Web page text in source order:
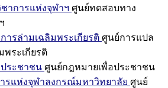
าการแห่งจุฬาฯ ศูนย์ทดสอบทาง
ารล่ามเฉลิมพระเกียรติ ศูนย์การแปล
พระเกียรติ
ระชาชน ศูนย์กฎหมายเพื่อประชาชน
รแห่งจุฬาลงกรณ์มหาวิทยาลัย ศูนย์